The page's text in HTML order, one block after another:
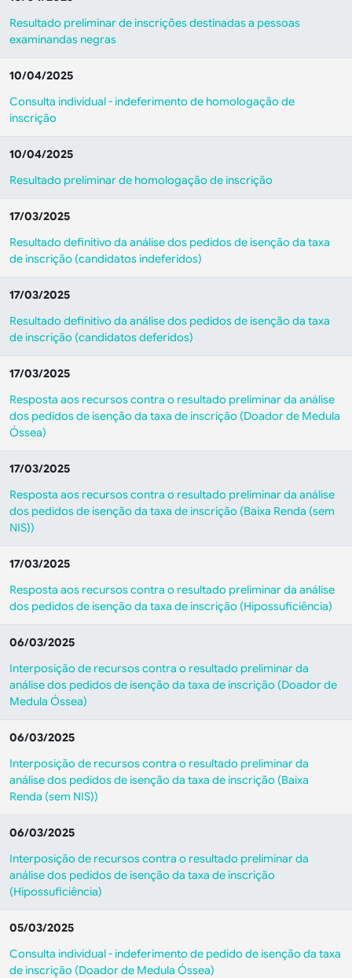
Resultado preliminar de inscrições destinadas a pessoas
examinandas negras
10/04/2025
Consulta individual - indeferimento de homologação de
inscrição
10/04/2025
Resultado preliminar de homologação de inscrição
17/03/2025
Resultado definitivo da análise dos pedidos de isenção da taxa
de inscrição (candidatos indeferidos)
17/03/2025
Resultado definitivo da análise dos pedidos de isenção da taxa
de inscrição (candidatos deferidos)
17/03/2025
Resposta aos recursos contra o resultado preliminar da análise
dos pedidos de isenção da taxa de inscrição (Doador de Medula
Óssea)
17/03/2025
Resposta aos recursos contra o resultado preliminar da análise
dos pedidos de isenção da taxa de inscrição (Baixa Renda (sem
NIS))
17/03/2025
Resposta aos recursos contra o resultado preliminar da análise
dos pedidos de isenção da taxa de inscrição (Hipossuficiência)
06/03/2025
Interposição de recursos contra o resultado preliminar da
análise dos pedidos de isenção da taxa de inscrição (Doador de
Medula Óssea)
06/03/2025
Interposição de recursos contra o resultado preliminar da
análise dos pedidos de isenção da taxa de inscrição (Baixa
Renda (sem NIS))
06/03/2025
Interposição de recursos contra o resultado preliminar da
análise dos pedidos de isenção da taxa de inscrição
(Hipossuficiência)
05/03/2025
Consulta individual - indeferimento de pedido de isenção da taxa
de inscrição (Doador de Medula Óssea)